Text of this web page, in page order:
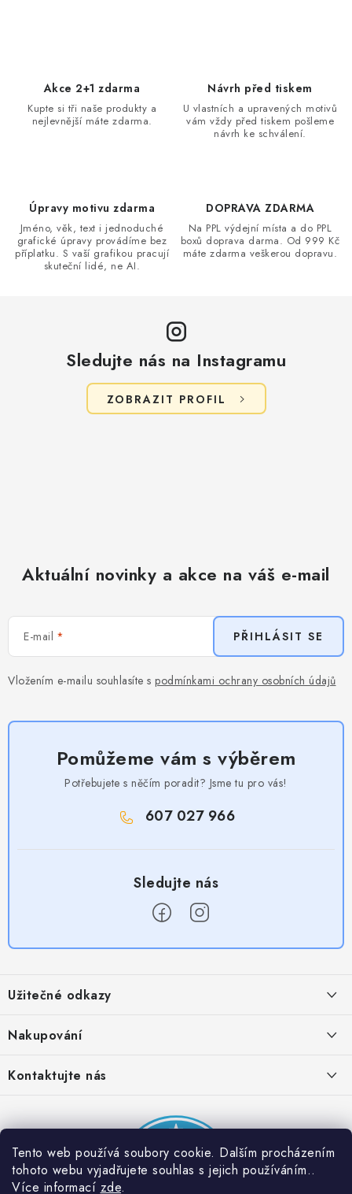
Tento web používá soubory cookie. Dalším procházením
tohoto webu vyjadřujete souhlas s jejich používáním..
Více informací zde.
Akce 2+1 zdarma
Kupte si tři naše produkty a
nejlevnější máte zdarma.
Návrh před tiskem
U vlastních a upravených motivů
vám vždy před tiskem pošleme
návrh ke schválení.
Úpravy motivu zdarma
Jméno, věk, text i jednoduché
grafické úpravy provádíme bez
příplatku. S vaší grafikou pracují
skuteční lidé, ne AI.
DOPRAVA ZDARMA
Na PPL výdejní místa a do PPL
boxů doprava darma. Od 999 Kč
máte zdarma veškerou dopravu.
Sledujte nás na Instagramu
ZOBRAZIT PROFIL
Aktuální novinky a akce na váš e-mail
E-mail
Vložením e-mailu souhlasíte s podmínkami ochrany osobních údajů
PŘIHLÁSIT SE
Pomůžeme vám s výběrem
Potřebujete s něčím poradit? Jsme tu pro vás!
607 027 966
p
a
Užitečné odkazy
Obchodní podmínky
Provizní systém
Partner stránek: Super plecháček
Nakupování
Časté otázky
Podmínky akce 2 + 1 zdarma
Kontaktujte nás